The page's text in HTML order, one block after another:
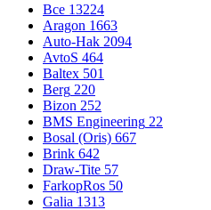
Все 13224
Aragon 1663
Auto-Hak 2094
AvtoS 464
Baltex 501
Berg 220
Bizon 252
BMS Engineering 22
Bosal (Oris) 667
Brink 642
Draw-Tite 57
FarkopRos 50
Galia 1313